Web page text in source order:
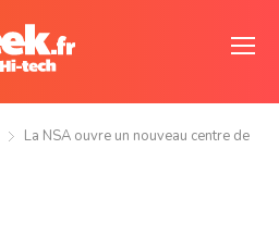
La NSA ouvre un nouveau centre de